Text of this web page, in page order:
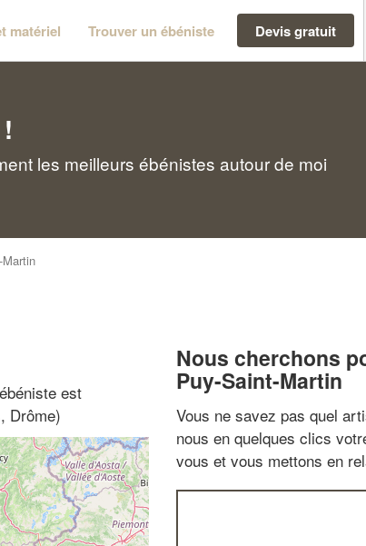
matériel Trouver un ébéniste Devis gratuit
les meilleurs ébénistes autour de moi
est
Drôme)
Nous cherchons
Puy-Saint-Martin
Vous ne savez pas quel
nous en quelques clics
vous et vous mettons en